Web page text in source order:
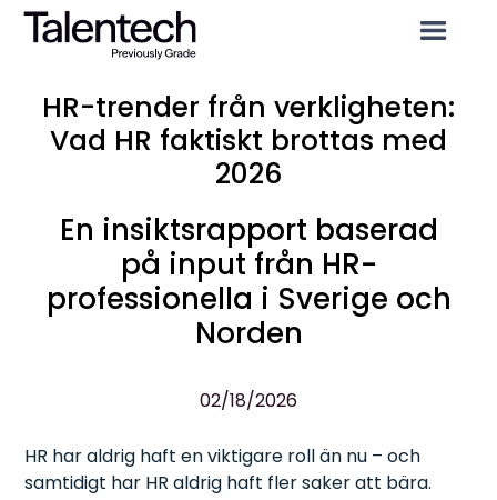
HR-trender från verkligheten:
Vad HR faktiskt brottas med
2026
En insiktsrapport baserad
på input från HR-
professionella i Sverige och
Norden
02/18/2026
HR har aldrig haft en viktigare roll än nu – och
samtidigt har HR aldrig haft fler saker att bära.